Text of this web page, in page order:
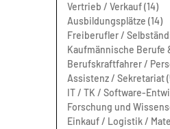
Vertrieb / Verkauf (14)
Ausbildungsplätze (14)
Kaufmännische Berufe
Assistenz / Sekretariat
IT / TK / Software-
Forschung und